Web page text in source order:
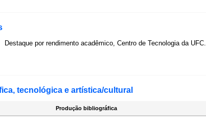
Destaque por rendimento acadêmico, Centro de Tecnologia da UFC.
tecnológica e artística/cultural
Produção bibliográfica